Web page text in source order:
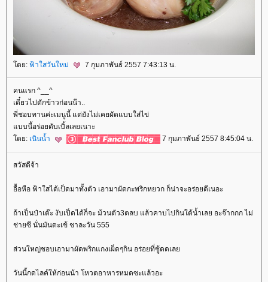
ดย: ฟ้าใสวันใหม่ 7 กุมภาพันธ์ 2557 7:43:13 น.
คนแรก ^__^
เดี๋ยวไปตักข้าวก่อนน๊า..
พี่ชอบทานค่ะเมนูนี้ แต่ยังไม่เคยผัดแบบใส่ไข่
บบนี้อร่อยดับเบิ้ลเลยเนาะ
ดย: เนินน้ำ 7 กุมภาพันธ์ 2557 8:45:04 น.
สวัสดีจ้า
อื้อหือ ฟ้าใสได้เป็ดมาทั้งตัว เอามาผัดกะพริกหยวก ก็น่าจะอร่อยดีเนอะ
ถ้าเป็นป๋าเต๊ะ งับเป็ดได้ก็จะ ม้วนตัว3ตลบ แล้วคาบไปกินใต้น้ำเลย อะจ๊ากกก ไม่
ช่ายซี นั่นมันตะเข้ ชาละวัน 555
ส่วนใหญ่ชอบเอามาผัดพริกแกงเผ็ดๆกิน อร่อยที่ซู้ดดเล
วันนี้กดไลค์ให้ก่อนน้า โหวตอาหารหมดซะแล้วอะ